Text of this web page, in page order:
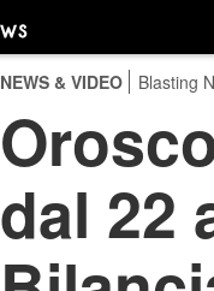
NEWS & VIDEO Blasting
dal 22